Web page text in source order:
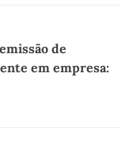
de
em empresa: